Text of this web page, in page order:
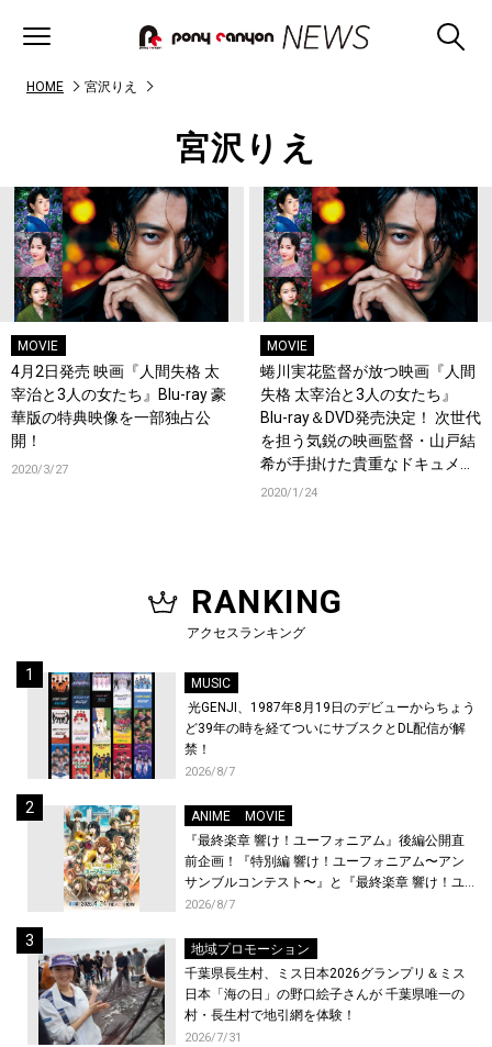
HOME 宮沢りえ
宮沢りえ
MOVIE
4月2日発売 映画『人間失格 太
宰治と3人の女たち』Blu-ray 豪
華版の特典映像を一部独占公
開！
2020/3/27
MOVIE
蜷川実花監督が放つ映画『人間
失格 太宰治と3人の女たち』
Blu-ray＆DVD発売決定！ 次世代
を担う気鋭の映画監督・山戸結
希が手掛けた貴重なドキュメン
タリー映像収録
2020/1/24
RANKING
アクセスランキング
MUSIC
光GENJI、1987年8月19日のデビューからちょう
ど39年の時を経てついにサブスクとDL配信が解
禁！
2026/8/7
ANIME
MOVIE
『最終楽章 響け！ユーフォニアム』後編公開直
前企画！『特別編 響け！ユーフォニアム〜アン
サンブルコンテスト〜』と『最終楽章 響け！ユ
ーフォニアム』前編の一挙上映が決定！
2026/8/7
地域プロモーション
千葉県長生村、ミス日本2026グランプリ＆ミス
日本「海の日」の野口絵子さんが 千葉県唯一の
村・長生村で地引網を体験！
2026/7/31